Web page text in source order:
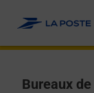
Bureaux